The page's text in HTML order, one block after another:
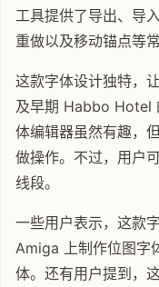
工具提供了导出、导
重做以及移动锚点等
这款字体设计独特，
及早期 Habbo Hotel
体编辑器虽然有趣，
做操作。不过，用户
线段。
一些用户表示，这款
Amiga 上制作位图字
体。还有用户提到，